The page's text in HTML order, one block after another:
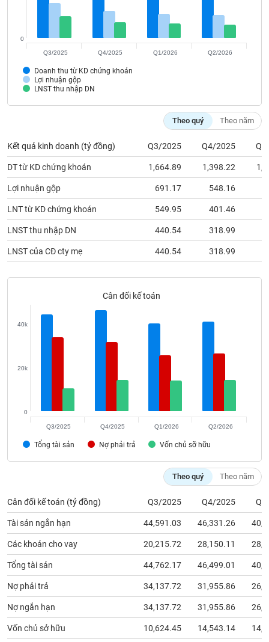
Lợi nhuận gộp
LNST thu nhập DN
Doanh thu từ KD chứng khoán
0
Q3/2025 Q4/2025 Q1/2026 Q2/2026
Theo quý Theo năm
Kết quả kinh doanh (tỷ đồng) Q3/2025 Q4/2025
DT từ KD chứng khoán 1,664.89 1,398.22
Lợi nhuận gộp 691.17 548.16
LNT từ KD chứng khoán 549.95 401.46
LNST thu nhập DN 440.54 318.99
LNST của CĐ cty mẹ 440.54 318.99
Cân đối kế toán
Tổng tài sản Nợ phải trả Vốn chủ sỡ hữu
0
20k
40k
Q3/2025 Q4/2025 Q1/2026 Q2/2026
Theo quý Theo năm
Cân đối kế toán (tỷ đồng) Q3/2025 Q4/2025
Tài sản ngắn hạn 44,591.03 46,331.26
Các khoản cho vay 20,215.72 28,150.11
Tổng tài sản 44,762.17 46,499.01
Nợ phải trả 34,137.72 31,955.86
Nợ ngắn hạn 34,137.72 31,955.86
Vốn chủ sở hữu 10,624.45 14,543.14
giả
Báo
phân
Thuật
ngữ
(-)
Dịch
vụ
(-)
Đào
Truyền
tài
chính
Dữ
liệu